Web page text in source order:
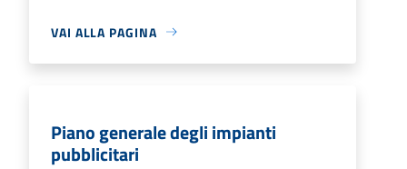
VAI ALLA PAGINA
Piano generale degli impianti
pubblicitari